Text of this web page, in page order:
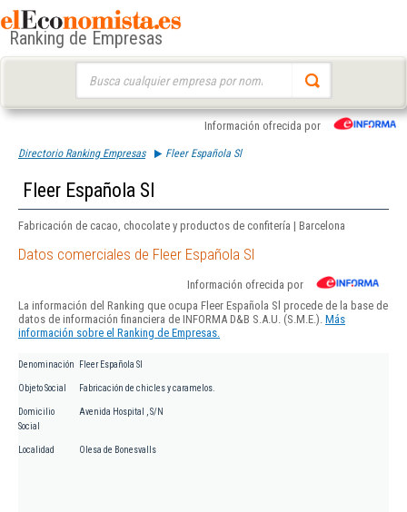
Ranking de Empresas
Información ofrecida por
Directorio Ranking Empresas Fleer Española Sl
Fleer Española Sl
Fabricación de cacao, chocolate y productos de confitería | Barcelona
Datos comerciales de Fleer Española Sl
Información ofrecida por
La información del Ranking que ocupa Fleer Española Sl procede de la base de
datos de información financiera de INFORMA D&B S.A.U. (S.M.E.). Más
información sobre el Ranking de Empresas.
Denominación Fleer Española Sl
Objeto Social Fabricación de chicles y caramelos.
Domicilio
Social
Avenida Hospital , S/N
Localidad Olesa de Bonesvalls